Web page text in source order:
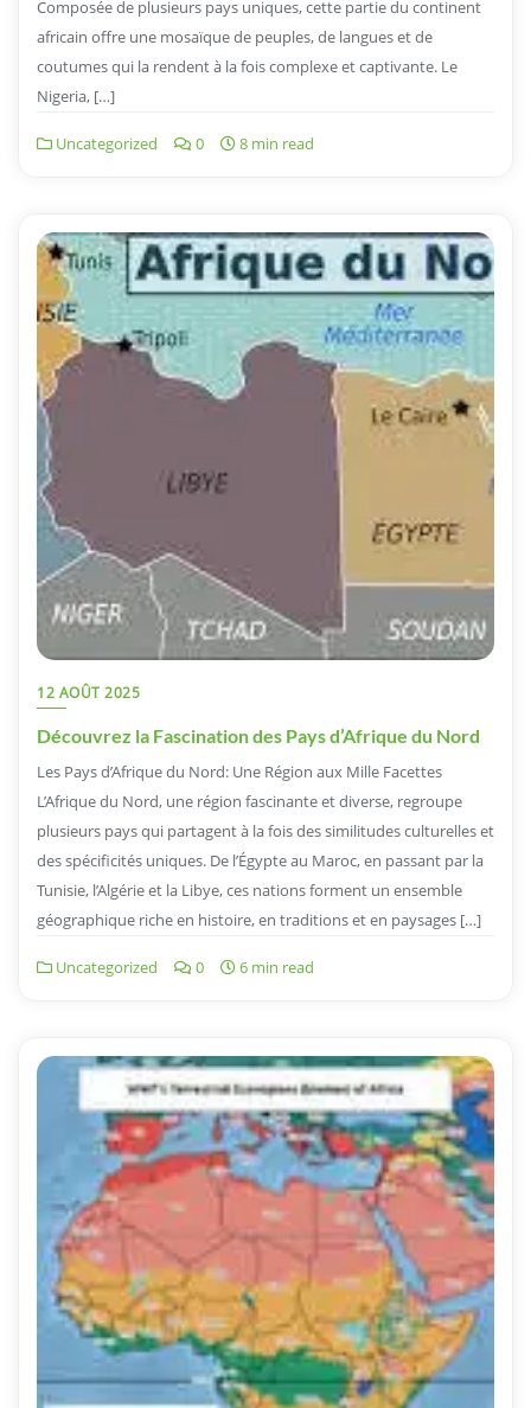
Composée de plusieurs pays uniques, cette partie du continent
africain offre une mosaïque de peuples, de langues et de
coutumes qui la rendent à la fois complexe et captivante. Le
Nigeria, […]
Uncategorized 0 8 min read
12 AOÛT 2025
Découvrez la Fascination des Pays d’Afrique du Nord
Les Pays d’Afrique du Nord: Une Région aux Mille Facettes
L’Afrique du Nord, une région fascinante et diverse, regroupe
plusieurs pays qui partagent à la fois des similitudes culturelles et
des spécificités uniques. De l’Égypte au Maroc, en passant par la
Tunisie, l’Algérie et la Libye, ces nations forment un ensemble
géographique riche en histoire, en traditions et en paysages […]
Uncategorized 0 6 min read